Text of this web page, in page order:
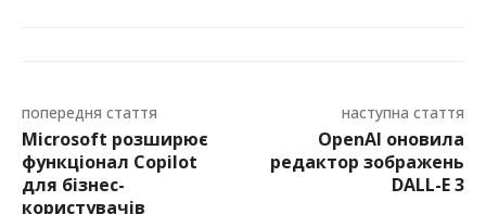
попередня стаття
Microsoft розширює
функціонал Copilot
для бізнес-
користувачів
наступна стаття
OpenAI оновила
редактор зображень
DALL-E 3